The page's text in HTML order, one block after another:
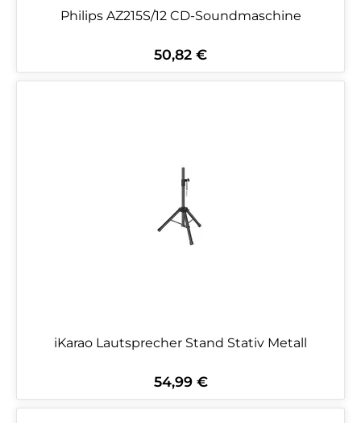
Philips AZ215S/12 CD-Soundmaschine
Regulärer Preis:
50,82 €
iKarao Lautsprecher Stand Stativ Metall
Regulärer Preis:
54,99 €